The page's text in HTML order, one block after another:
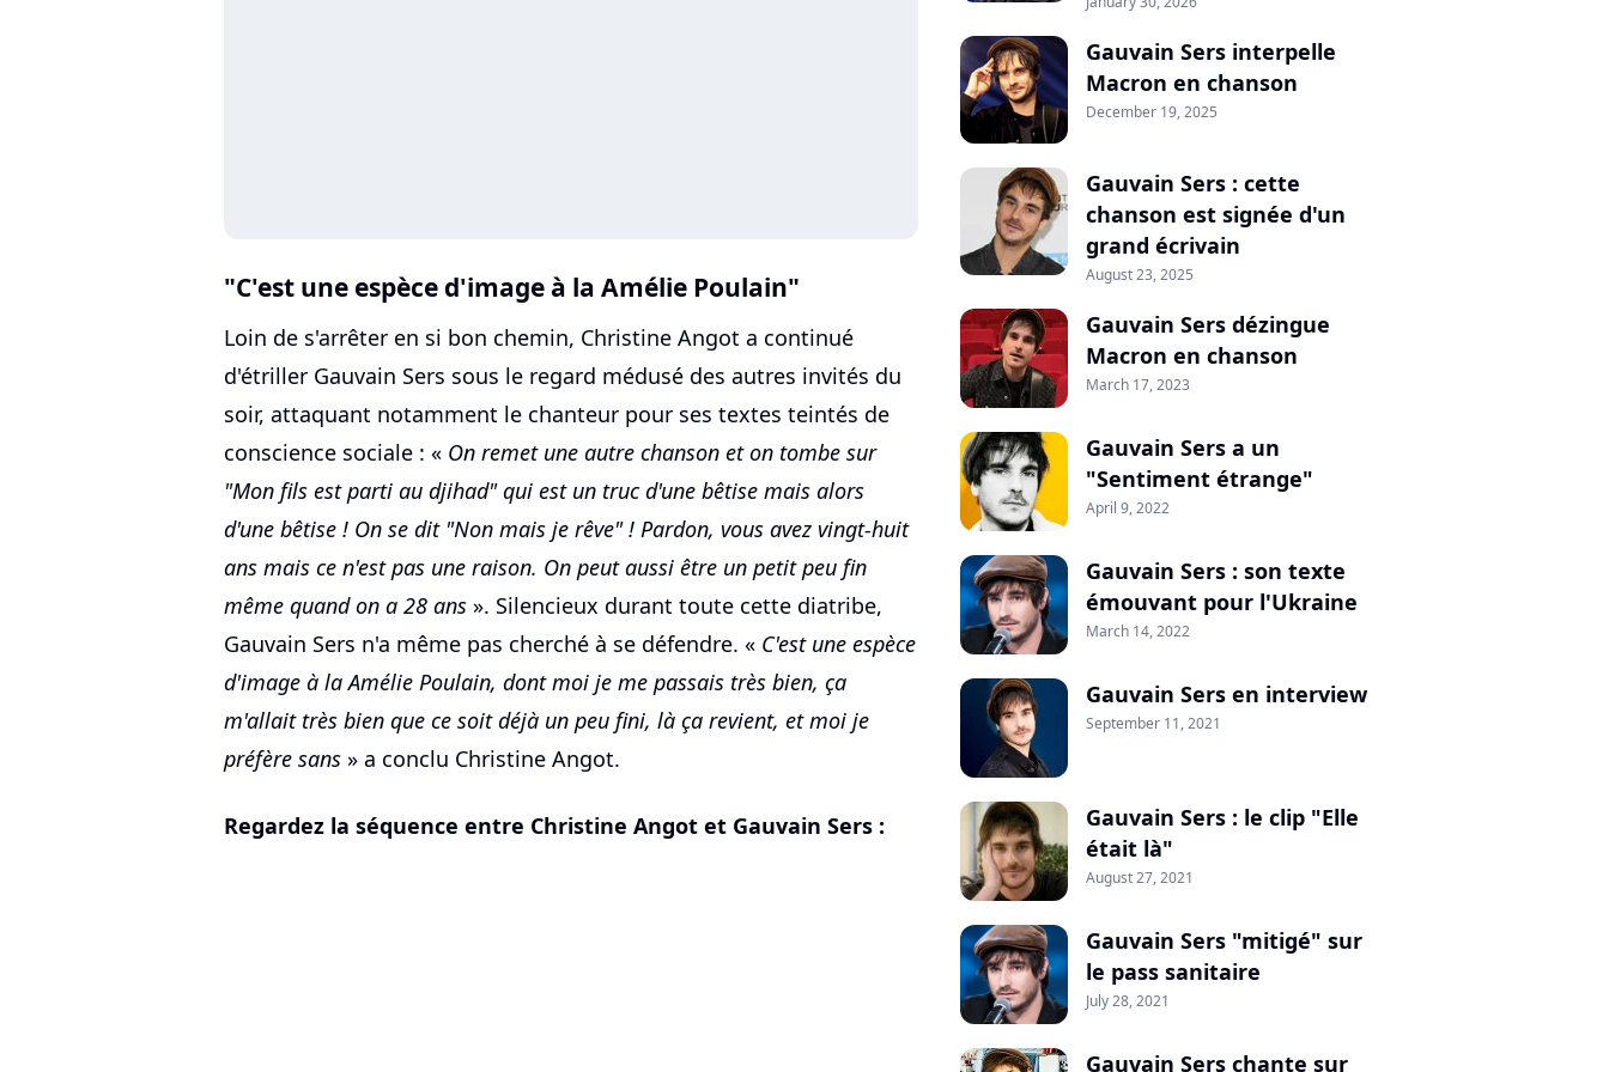
"C'est une espèce d'image à la Amélie Poulain"
Loin de s'arrêter en si bon chemin, Christine Angot a continué
d'étriller Gauvain Sers sous le regard médusé des autres invités du
soir, attaquant notamment le chanteur pour ses textes teintés de
conscience sociale : « On remet une autre chanson et on tombe sur
"Mon fils est parti au djihad" qui est un truc d'une bêtise mais alors
d'une bêtise ! On se dit "Non mais je rêve" ! Pardon, vous avez vingt-huit
ans mais ce n'est pas une raison. On peut aussi être un petit peu fin
même quand on a 28 ans ». Silencieux durant toute cette diatribe,
Gauvain Sers n'a même pas cherché à se défendre. « C'est une espèce
d'image à la Amélie Poulain, dont moi je me passais très bien, ça
m'allait très bien que ce soit déjà un peu fini, là ça revient, et moi je
préfère sans » a conclu Christine Angot.
Regardez la séquence entre Christine Angot et Gauvain Sers :
Gauvain Sers interpelle
Macron en chanson
December 19, 2025
Gauvain Sers : cette
chanson est signée d'un
grand écrivain
August 23, 2025
Gauvain Sers dézingue
Macron en chanson
March 17, 2023
Gauvain Sers a un
"Sentiment étrange"
April 9, 2022
Gauvain Sers : son texte
émouvant pour l'Ukraine
March 14, 2022
Gauvain Sers en interview
September 11, 2021
Gauvain Sers : le clip "Elle
était là"
August 27, 2021
Gauvain Sers "mitigé" sur
le pass sanitaire
July 28, 2021
Gauvain Sers chante sur